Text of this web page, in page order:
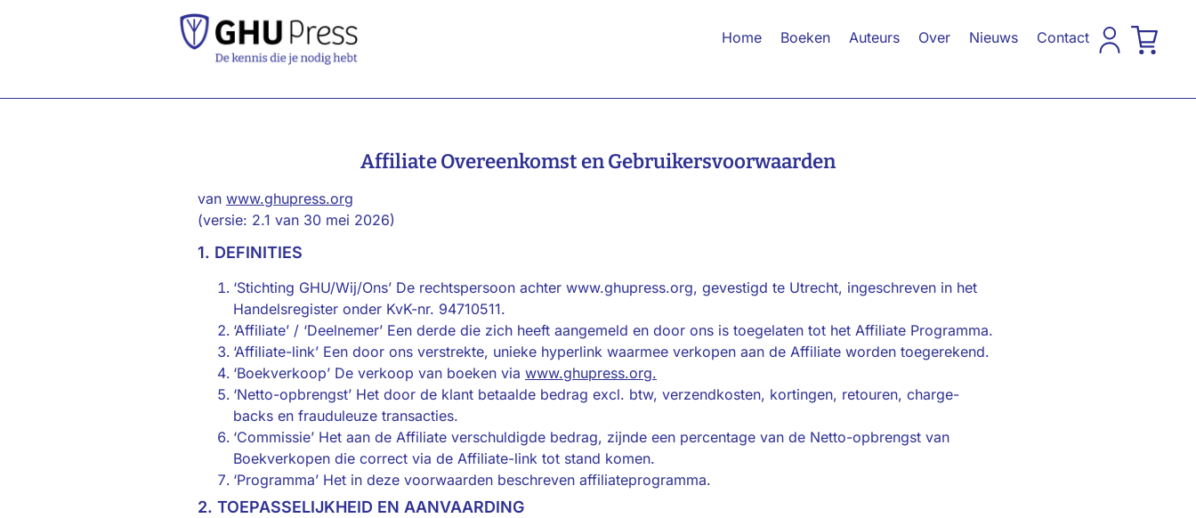
Home Boeken Auteurs Over Nieuws Contact
Affiliate Overeenkomst en Gebruikersvoorwaarden
van www.ghupress.org
(versie: 2.1 van 30 mei 2026)
1. DEFINITIES
‘Stichting GHU/​Wij/​Ons’ De rechtspersoon achter www.ghupress.org, gevestigd te Utrecht, ingeschreven in het
Handelsregister onder KvK-nr. 94710511.
‘Affiliate’ / ‘Deelnemer’ Een derde die zich heeft aangemeld en door ons is toegelaten tot het Affiliate Programma.
‘Affiliate-link’ Een door ons verstrekte, unieke hyperlink waarmee verkopen aan de Affiliate worden toegerekend.
‘Boekverkoop’ De verkoop van boeken via www.ghupress.org.
‘Netto-opbrengst’ Het door de klant betaalde bedrag excl. btw, verzendkosten, kortingen, retouren, charge-
backs en frauduleuze transacties.
‘Commissie’ Het aan de Affiliate verschuldigde bedrag, zijnde een percentage van de Netto-opbrengst van
Boekverkopen die correct via de Affiliate-link tot stand komen.
‘Programma’ Het in deze voorwaarden beschreven affiliateprogramma.
2. TOEPASSELIJKHEID EN AANVAARDING